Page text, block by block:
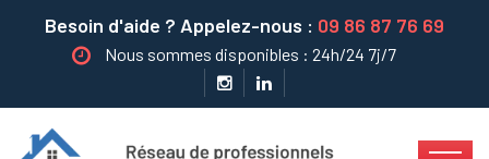
Besoin d'aide ? Appelez-nous : 09 86 87 76 69
Nous sommes disponibles : 24h/24 7j/7